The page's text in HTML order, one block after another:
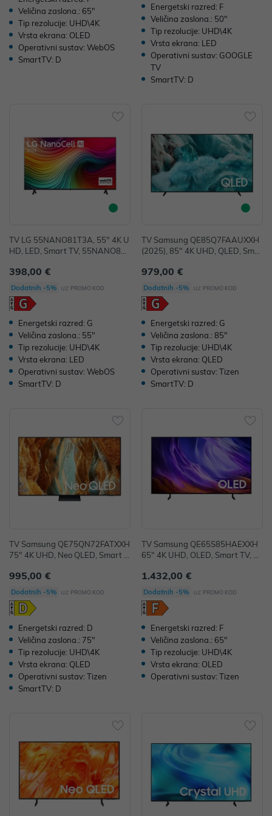
Veličina zaslona.: 65"
Tip rezolucije: UHD\4K
Vrsta ekrana: OLED
Operativni sustav: WebOS
SmartTV: D
Energetski razred: F
Veličina zaslona.: 50"
Tip rezolucije: UHD\4K
Vrsta ekrana: LED
Operativni sustav: GOOGLE
TV
SmartTV: D
TV LG 55NANO81T3A, 55" 4K U
HD, LED, Smart TV, 55NANO81T
398,00 €
Dodatnih -5% uz PROMO KOD
Energetski razred: G
Veličina zaslona.: 55"
Tip rezolucije: UHD\4K
Vrsta ekrana: LED
Operativni sustav: WebOS
SmartTV: D
TV Samsung QE85Q7FAAUXXH
(2025), 85" 4K UHD, QLED, Smar
979,00 €
Dodatnih -5% uz PROMO KOD
Energetski razred: G
Veličina zaslona.: 85"
Tip rezolucije: UHD\4K
Vrsta ekrana: QLED
Operativni sustav: Tizen
SmartTV: D
TV Samsung QE75QN72FATXXH
75" 4K UHD, Neo QLED, Smart T
995,00 €
Dodatnih -5% uz PROMO KOD
Energetski razred: D
Veličina zaslona.: 75"
Tip rezolucije: UHD\4K
Vrsta ekrana: QLED
Operativni sustav: Tizen
SmartTV: D
TV Samsung QE65S85HAEXXH
65" 4K UHD, OLED, Smart TV, Q
1.432,00 €
Dodatnih -5% uz PROMO KOD
Energetski razred: F
Veličina zaslona.: 65"
Tip rezolucije: UHD\4K
Vrsta ekrana: OLED
Operativni sustav: Tizen